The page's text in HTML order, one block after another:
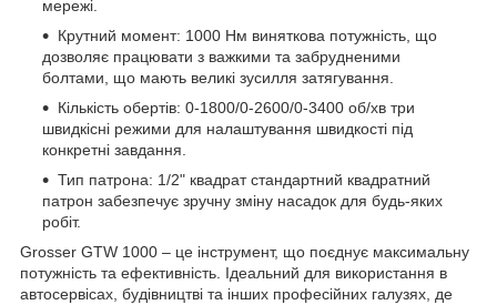
мережі.
Крутний момент: 1000 Нм виняткова потужність, що
дозволяє працювати з важкими та забрудненими
болтами, що мають великі зусилля затягування.
Кількість обертів: 0-1800/0-2600/0-3400 об/хв три
швидкісні режими для налаштування швидкості під
конкретні завдання.
Тип патрона: 1/2" квадрат стандартний квадратний
патрон забезпечує зручну зміну насадок для будь-яких
робіт.
Grosser GTW 1000 – це інструмент, що поєднує максимальну
потужність та ефективність. Ідеальний для використання в
автосервісах, будівництві та інших професійних галузях, де